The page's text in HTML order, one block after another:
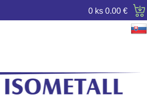
0 ks 0.00 €